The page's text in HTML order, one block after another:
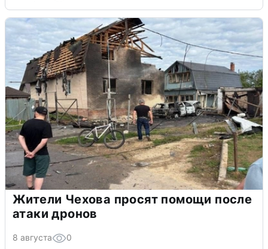
Жители Чехова просят помощи после
атаки дронов
8 августа 0